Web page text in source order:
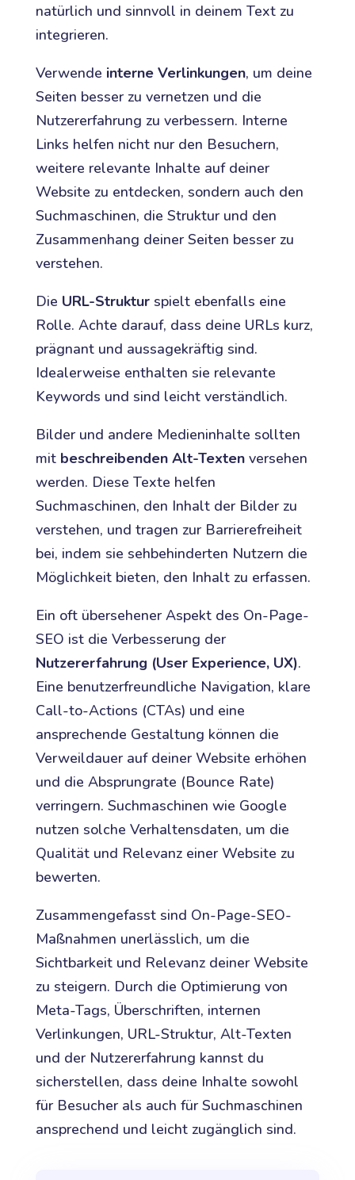
natürlich und sinnvoll in deinem Text zu
integrieren.
Verwende interne Verlinkungen, um deine
Seiten besser zu vernetzen und die
Nutzererfahrung zu verbessern. Interne
Links helfen nicht nur den Besuchern,
weitere relevante Inhalte auf deiner
Website zu entdecken, sondern auch den
Suchmaschinen, die Struktur und den
Zusammenhang deiner Seiten besser zu
verstehen.
Die URL-Strukturspielt ebenfalls eine
Rolle. Achte darauf, dass deine URLs kurz,
prägnant und aussagekräftig sind.
Idealerweise enthalten sie relevante
Keywords und sind leicht verständlich.
Bilder und andere Medieninhalte sollten
mit beschreibenden Alt-Textenversehen
werden. Diese Texte helfen
Suchmaschinen, den Inhalt der Bilder zu
verstehen, und tragen zur Barrierefreiheit
bei, indem sie sehbehinderten Nutzern die
Möglichkeit bieten, den Inhalt zu erfassen.
Ein oft übersehener Aspekt des On-Page-
SEO ist die Verbesserung der
Nutzererfahrung (User Experience, UX).
Eine benutzerfreundliche Navigation, klare
Call-to-Actions (CTAs) und eine
ansprechende Gestaltung können die
Verweildauer auf deiner Website erhöhen
und die Absprungrate (Bounce Rate)
verringern. Suchmaschinen wie Google
nutzen solche Verhaltensdaten, um die
Qualität und Relevanz einer Website zu
bewerten.
Zusammengefasst sind On-Page-SEO-
Maßnahmen unerlässlich, um die
Sichtbarkeit und Relevanz deiner Website
zu steigern. Durch die Optimierung von
Meta-Tags, Überschriften, internen
Verlinkungen, URL-Struktur, Alt-Texten
und der Nutzererfahrung kannst du
sicherstellen, dass deine Inhalte sowohl
für Besucher als auch für Suchmaschinen
ansprechend und leicht zugänglich sind.